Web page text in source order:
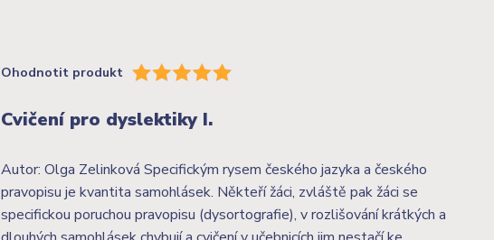
Ohodnotit produkt
Cvičení pro dyslektiky I.
Autor: Olga Zelinková Specifickým rysem českého jazyka a českého
pravopisu je kvantita samohlásek. Někteří žáci, zvláště pak žáci se
specifickou poruchou pravopisu (dysortografie), v rozlišování krátkých a